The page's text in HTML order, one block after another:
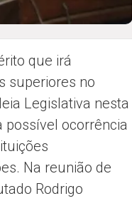
que irá
superiores no
Legislativa nesta
possível ocorrência
Na reunião de
Rodrigo